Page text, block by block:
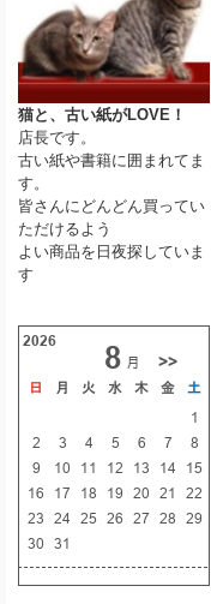
猫と、古い紙がLOVE！
店長です。
古い紙や書籍に囲まれてま
す。
皆さんにどんどん買ってい
ただけるよう
よい商品を日夜探していま
す